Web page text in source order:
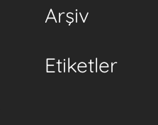
Arşiv
Etiketler